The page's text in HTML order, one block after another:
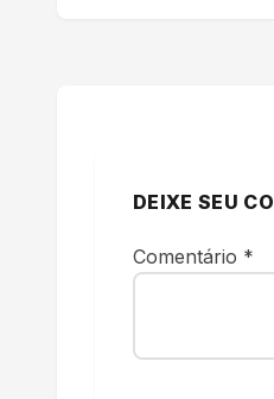
DEIXE SEU
Comentário *